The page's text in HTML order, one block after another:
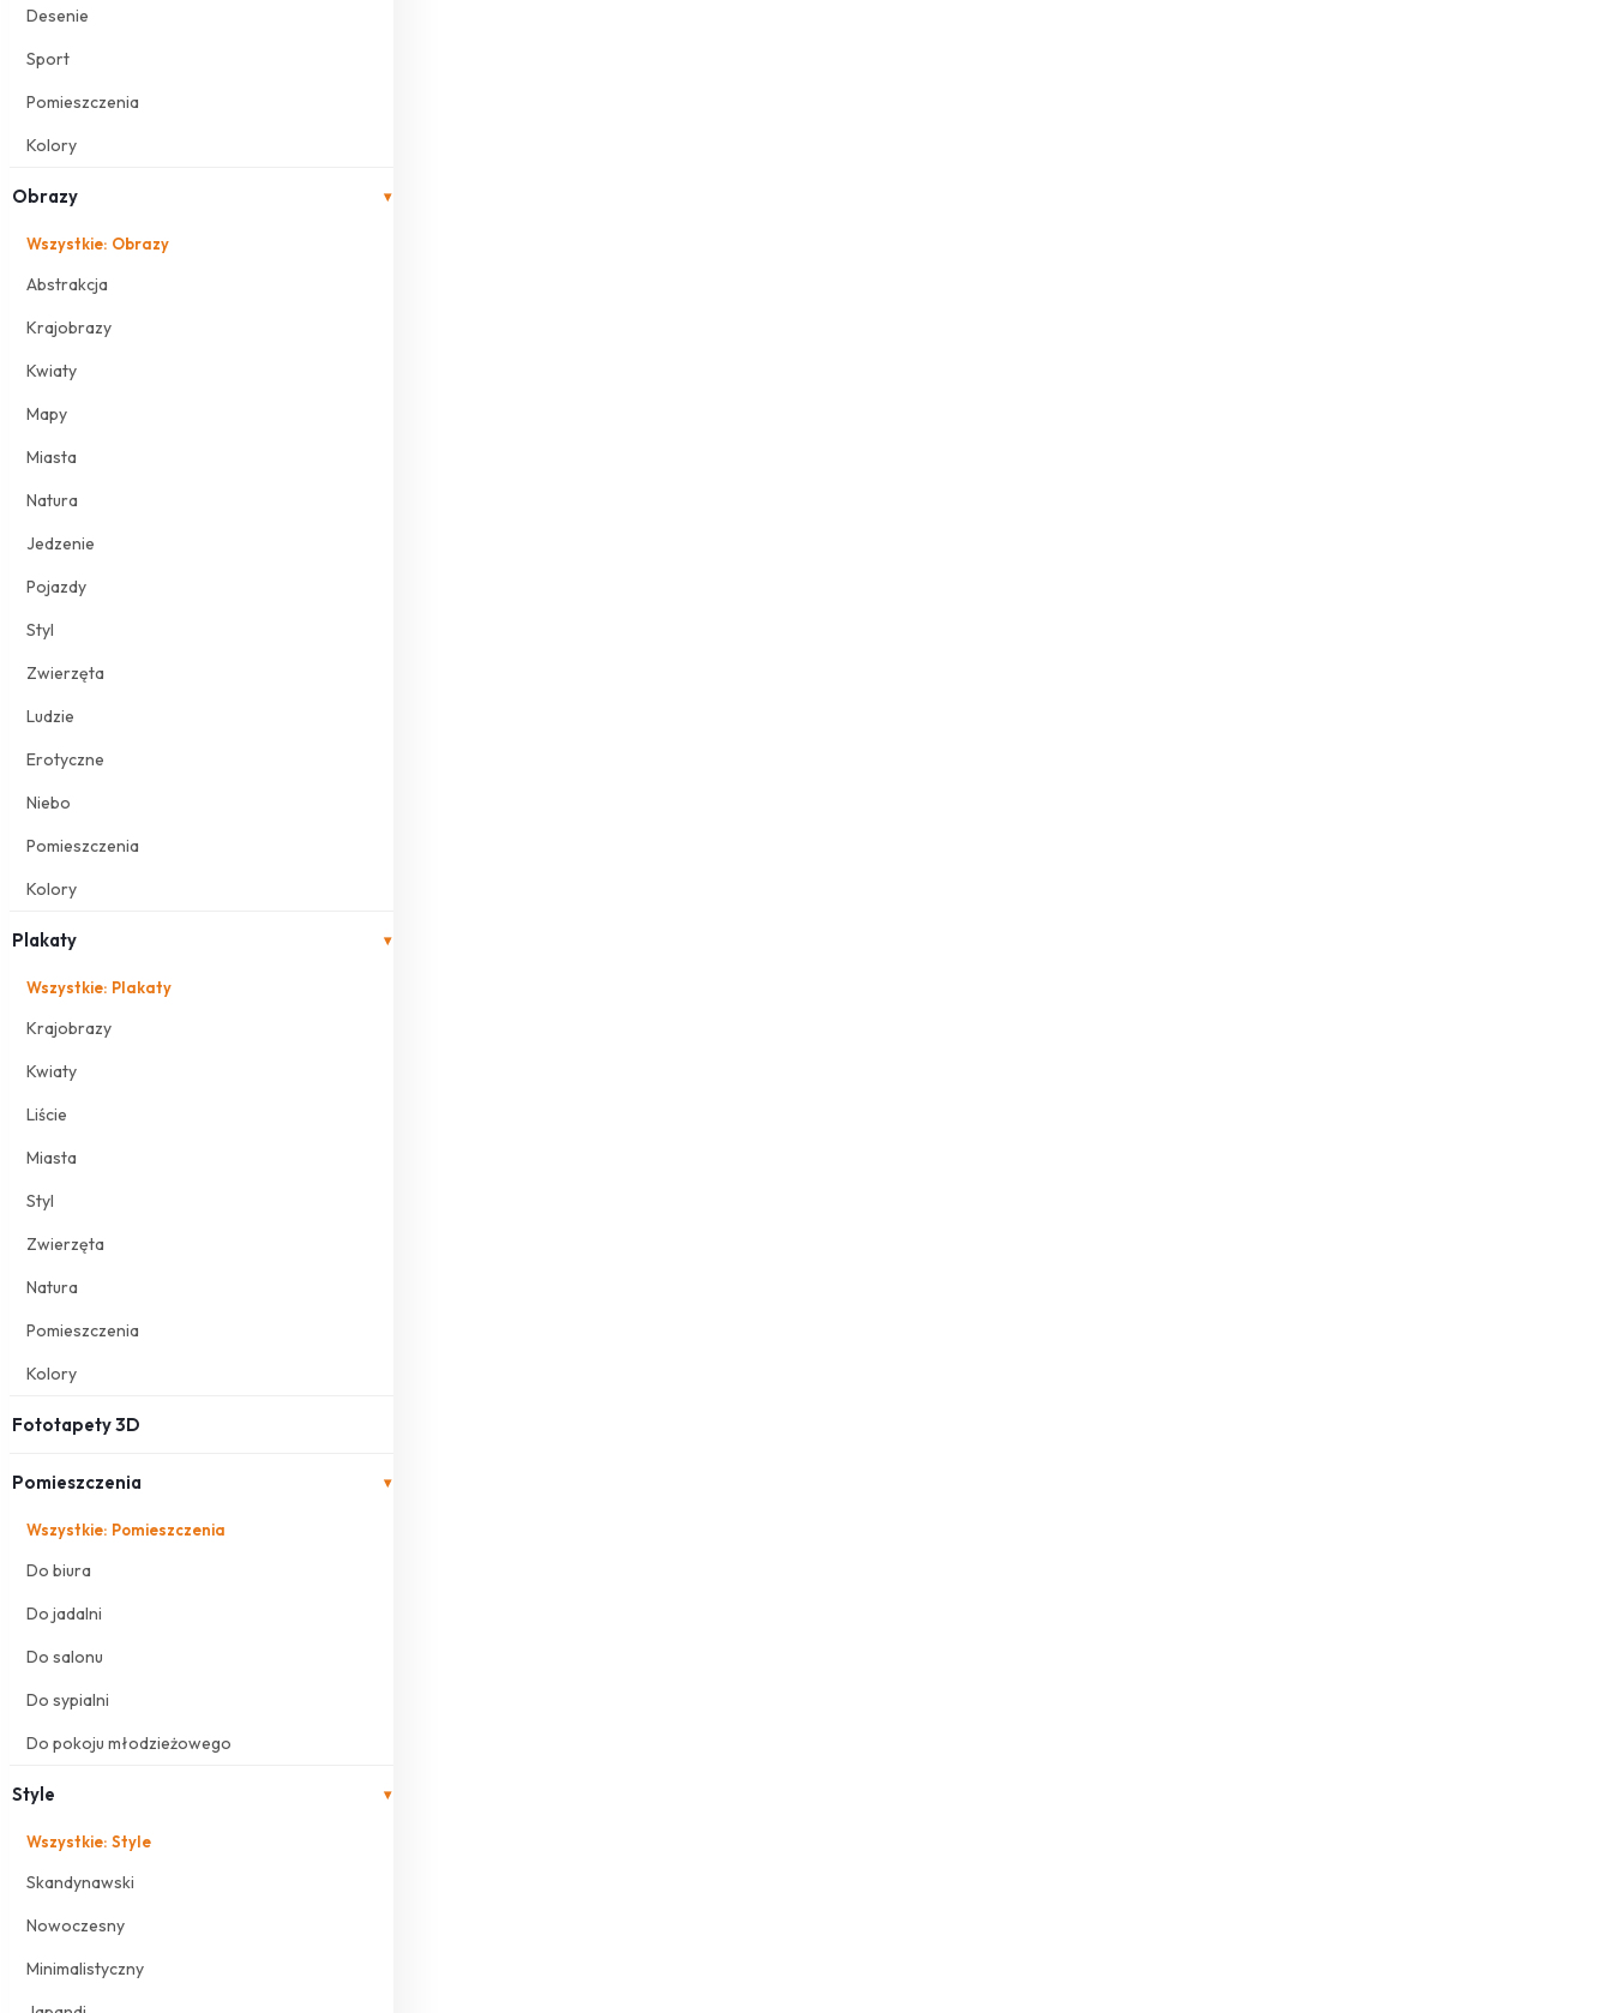
Desenie
Sport
Pomieszczenia
Kolory
Obrazy ▾
Wszystkie: Obrazy
Abstrakcja
Krajobrazy
Kwiaty
Mapy
Miasta
Natura
Jedzenie
Pojazdy
Styl
Zwierzęta
Ludzie
Erotyczne
Niebo
Pomieszczenia
Kolory
Plakaty ▾
Wszystkie: Plakaty
Krajobrazy
Kwiaty
Liście
Miasta
Styl
Zwierzęta
Natura
Pomieszczenia
Kolory
Fototapety 3D
Pomieszczenia ▾
Wszystkie: Pomieszczenia
Do biura
Do jadalni
Do salonu
Do sypialni
Do pokoju młodzieżowego
Style ▾
Wszystkie: Style
Skandynawski
Nowoczesny
Minimalistyczny